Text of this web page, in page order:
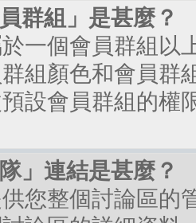
群組」是甚麼？
一個會員群組以
組顏色和會員群
設會員群組的權
」連結是甚麼？
您整個討論區的